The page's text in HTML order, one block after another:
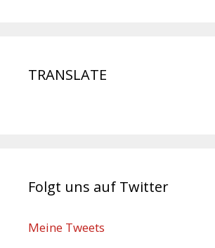
TRANSLATE
Folgt uns auf Twitter
Meine Tweets